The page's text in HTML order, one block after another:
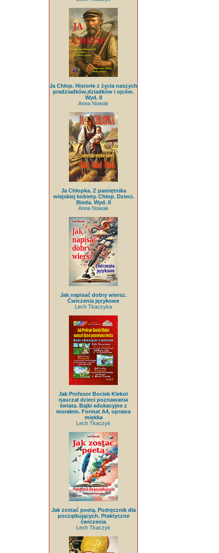
Ja Chłop. Historie z życia naszych
pradziadków,dziadków i ojców.
Wyd. II
Anna Nowak
Ja Chłopka. Z pamiętnika
wiejskiej kobiety. Chłop. Dzieci.
Bieda. Wyd. II
Anna Nowak
Jak napisać dobry wiersz.
Ćwiczenia językowe
Lech Tkaczyka
Jak Profesor Bociek Klekot
nauczał dzieci poznawania
świata. Bajki edukacyjne z
morałem. Format A4, oprawa
miękka
Lech Tkaczyk
Jak zostać poetą. Podręcznik dla
początkujących. Praktyczne
ćwiczenia
Lech Tkaczyk